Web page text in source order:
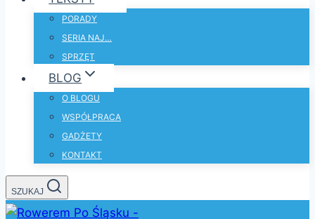
PORADY
SERIA NAJ…
SPRZĘT
BLOG
O BLOGU
WSPÓŁPRACA
GADŻETY
KONTAKT
SZUKAJ